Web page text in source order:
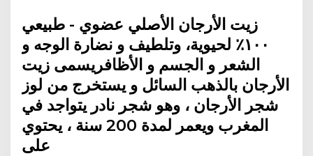
زيت الأرجان الأصلي عضوي - طبيعي
١٠٠٪ لحيوية، وتلطيف و نضارة الوجه و
الشعر و الجسم و الأظافريسمى زيت
الأرجان بالذهب السائل و يستخرج من لوز
شجر الأرجان ، وهو شجر نادر يتواجد في
المغرب ويعمر لمدة 200 سنة ، يحتوي
على